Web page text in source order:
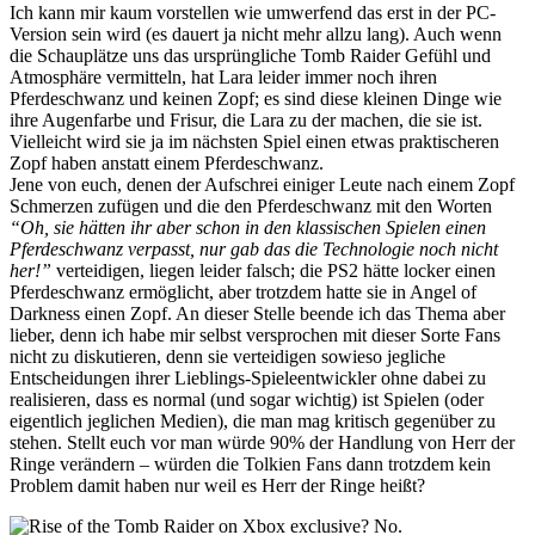
Ich kann mir kaum vorstellen wie umwerfend das erst in der PC-
Version sein wird (es dauert ja nicht mehr allzu lang). Auch wenn
die Schauplätze uns das ursprüngliche Tomb Raider Gefühl und
Atmosphäre vermitteln, hat Lara leider immer noch ihren
Pferdeschwanz und keinen Zopf; es sind diese kleinen Dinge wie
ihre Augenfarbe und Frisur, die Lara zu der machen, die sie ist.
Vielleicht wird sie ja im nächsten Spiel einen etwas praktischeren
Zopf haben anstatt einem Pferdeschwanz.
Jene von euch, denen der Aufschrei einiger Leute nach einem Zopf
Schmerzen zufügen und die den Pferdeschwanz mit den Worten
“Oh, sie hätten ihr aber schon in den klassischen Spielen einen
Pferdeschwanz verpasst, nur gab das die Technologie noch nicht
her!” verteidigen, liegen leider falsch; die PS2 hätte locker einen
Pferdeschwanz ermöglicht, aber trotzdem hatte sie in Angel of
Darkness einen Zopf. An dieser Stelle beende ich das Thema aber
lieber, denn ich habe mir selbst versprochen mit dieser Sorte Fans
nicht zu diskutieren, denn sie verteidigen sowieso jegliche
Entscheidungen ihrer Lieblings-Spieleentwickler ohne dabei zu
realisieren, dass es normal (und sogar wichtig) ist Spielen (oder
eigentlich jeglichen Medien), die man mag kritisch gegenüber zu
stehen. Stellt euch vor man würde 90% der Handlung von Herr der
Ringe verändern – würden die Tolkien Fans dann trotzdem kein
Problem damit haben nur weil es Herr der Ringe heißt?